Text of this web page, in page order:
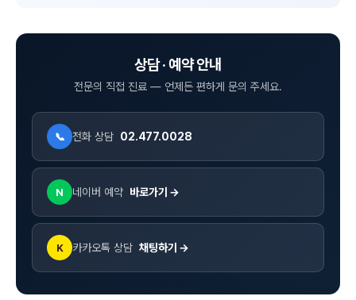
상담 · 예약 안내
전문의 직접 진료 — 언제든 편하게 문의 주세요.
📞 전화 상담 02.477.0028
N 네이버 예약 바로가기 →
K 카카오톡 상담 채팅하기 →